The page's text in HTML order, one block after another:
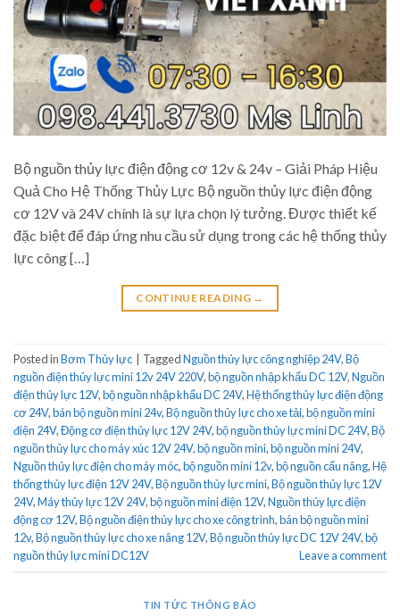
Bộ nguồn thủy lực điện động cơ 12v & 24v – Giải Pháp Hiệu
Quả Cho Hệ Thống Thủy Lực Bộ nguồn thủy lực điện động
cơ 12V và 24V chính là sự lựa chọn lý tưởng. Được thiết kế
đặc biệt để đáp ứng nhu cầu sử dụng trong các hệ thống thủy
lực công […]
CONTINUE READING →
Posted inBơm Thủy lực TaggedNguồn thủy lực công nghiệp 24V,Bộ
nguồn điện thủy lực mini 12v 24V 220V,bộ nguồn nhập khẩu DC 12V,Nguồn
điện thủy lực 12V,bộ nguồn nhập khẩu DC 24V,Hệ thống thủy lực điện động
cơ 24V,bán bộ nguồn mini 24v,Bộ nguồn thủy lực cho xe tải,bộ nguồn mini
điện 24V,Động cơ điện thủy lực 12V 24V,bộ nguồn thủy lực mini DC 24V,Bộ
nguồn thủy lực cho máy xúc 12V 24V,bộ nguồn mini,bộ nguồn mini 24V,
Nguồn thủy lực điện cho máy móc,bộ nguồn mini 12v,bộ nguồn cẩu nâng,Hệ
thống thủy lực điện 12V 24V,Bộ nguồn thủy lực mini,Bộ nguồn thủy lực 12V
24V,Máy thủy lực 12V 24V,bộ nguồn mini điện 12V,Nguồn thủy lực điện
động cơ 12V,Bộ nguồn điện thủy lực cho xe công trình,bán bộ nguồn mini
12v,Bộ nguồn thủy lực cho xe nâng 12V,Bộ nguồn thủy lực DC 12V 24V,bộ
nguồn thủy lực mini DC12V
Leave a comment
TIN TỨC THÔNG BÁO